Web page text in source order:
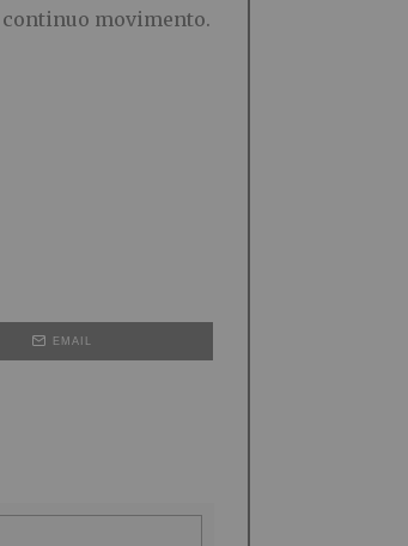
movimento.
EMAIL